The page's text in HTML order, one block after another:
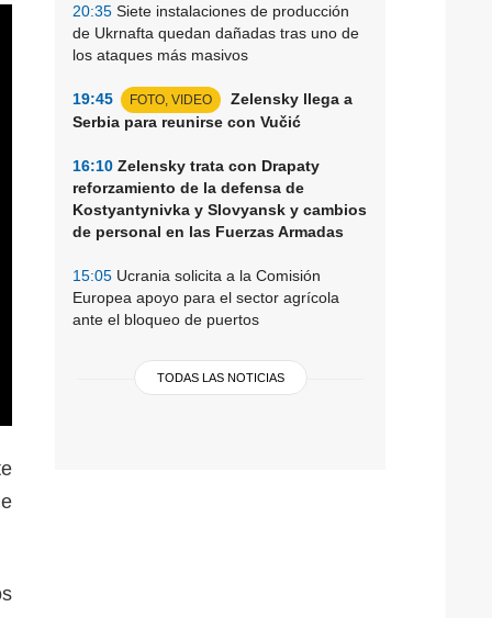
20:35 Siete instalaciones de producción
de Ukrnafta quedan dañadas tras uno de
los ataques más masivos
19:45 FOTO, VIDEO
Zelensky llega a
Serbia para reunirse con Vučić
16:10 Zelensky trata con Drapaty
reforzamiento de la defensa de
Kostyantynivka y Slovyansk y cambios
de personal en las Fuerzas Armadas
15:05 Ucrania solicita a la Comisión
Europea apoyo para el sector agrícola
ante el bloqueo de puertos
TODAS LAS NOTICIAS